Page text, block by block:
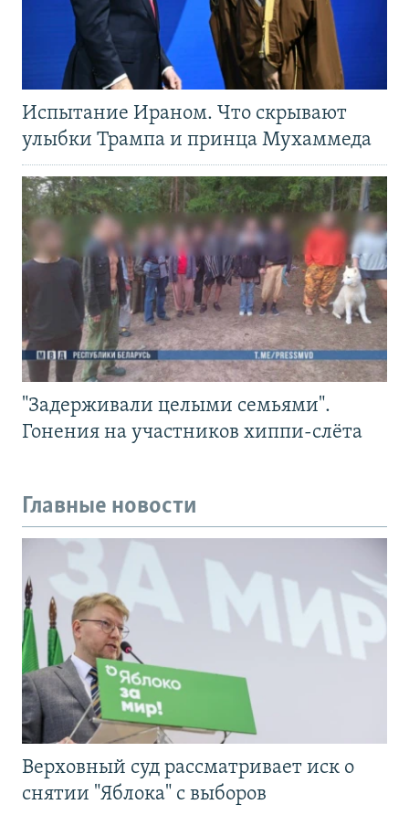
Испытание Ираном. Что скрывают
улыбки Трампа и принца Мухаммеда
"Задерживали целыми семьями".
Гонения на участников хиппи-слёта
Главные новости
Верховный суд рассматривает иск о
снятии "Яблока" с выборов